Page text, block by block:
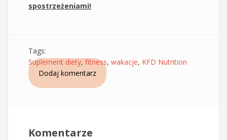
spostrzeżeniami!
Tags:
Suplement diety, fitness, wakacje, KFD Nutrition
Dodaj komentarz
Komentarze